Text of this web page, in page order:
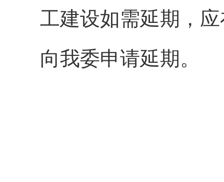
工建设如需延期，
向我委申请延期。